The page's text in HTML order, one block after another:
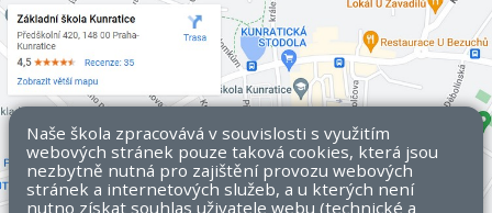
Naše škola zpracovává v souvislosti s využitím
webových stránek pouze taková cookies, která jsou
nezbytně nutná pro zajištění provozu webových
stránek a internetových služeb, a u kterých není
nutno získat souhlas uživatele webu (technické a